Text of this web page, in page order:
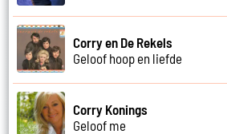
Corry en De Rekels
Geloof hoop en liefde
Corry Konings
Geloof me